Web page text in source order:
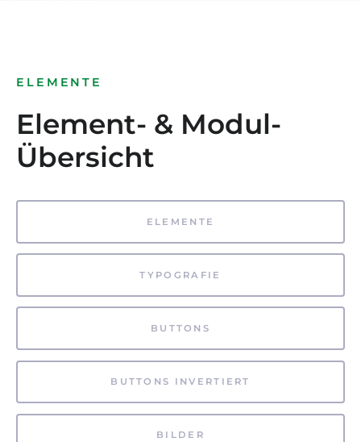
ELEMENTE
Element- & Modul-
Übersicht
ELEMENTE
TYPOGRAFIE
BUTTONS
BUTTONS INVERTIERT
BILDER